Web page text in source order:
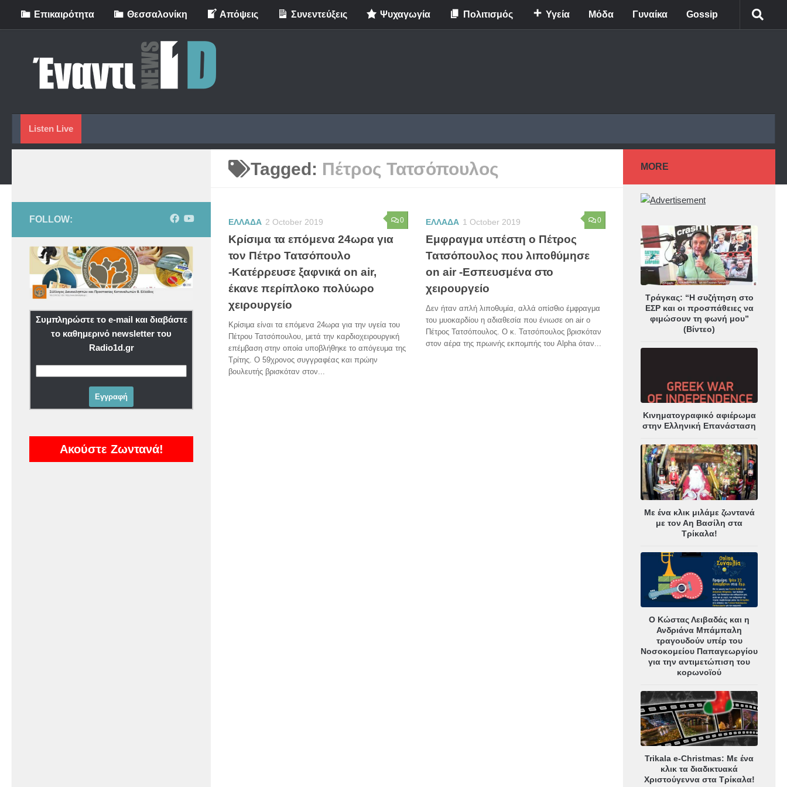
Skip to content
Eπικαιρότητα Θεσσαλονίκη Απόψεις Συνεντεύξεις Ψυχαγωγία Πολιτισμός Υγεία Μόδα Γυναίκα Gossip
Listen Live
Tagged: Πέτρος Τατσόπουλος
0
ΕΛΛΑΔΑ 2 October 2019
Κρίσιμα τα επόμενα 24ωρα για
τον Πέτρο Τατσόπουλο
-Κατέρρευσε ξαφνικά on air,
έκανε περίπλοκο πολύωρο
χειρουργείο
Κρίσιμα είναι τα επόμενα 24ωρα για την υγεία του
Πέτρου Τατσόπουλου, μετά την καρδιοχειρουργική
επέμβαση στην οποία υποβλήθηκε το απόγευμα της
Τρίτης. Ο 59χρονος συγγραφέας και πρώην
βουλευτής βρισκόταν στον...
0
ΕΛΛΑΔΑ 1 October 2019
Εμφραγμα υπέστη ο Πέτρος
Τατσόπουλος που λιποθύμησε
on air -Εσπευσμένα στο
χειρουργείο
Δεν ήταν απλή λιποθυμία, αλλά οπίσθιο έμφραγμα
του μυοκαρδίου η αδιαθεσία που ένιωσε on air ο
Πέτρος Τατσόπουλος. Ο κ. Τατσόπουλος βρισκόταν
στον αέρα της πρωινής εκπομπής του Alpha όταν...
FOLLOW:
Συμπληρώστε το e-mail και διαβάστε
το καθημερινό newsletter του
Radio1d.gr
Ακούστε Ζωντανά!
MORE
Τράγκας: “Η συζήτηση στο
ΕΣΡ και οι προσπάθειες να
φιμώσουν τη φωνή μου”
(Βίντεο)
Κινηματογραφικό αφιέρωμα
στην Ελληνική Επανάσταση
Με ένα κλικ μιλάμε ζωντανά
με τον Αη Βασίλη στα
Τρίκαλα!
Ο Κώστας Λειβαδάς και η
Ανδριάνα Μπάμπαλη
τραγουδούν υπέρ του
Νοσοκομείου Παπαγεωργίου
για την αντιμετώπιση του
κορωνοϊού
Trikala e-Christmas: Με ένα
κλικ τα διαδικτυακά
Χριστούγεννα στα Τρίκαλα!